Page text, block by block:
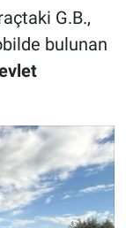
G.B.,
bulunan